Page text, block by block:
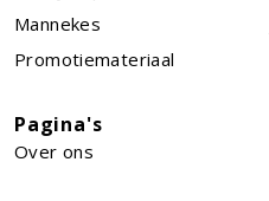
Mannekes
Promotiemateriaal
Pagina's
Over ons